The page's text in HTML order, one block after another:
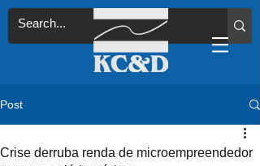
Post
Crise derruba renda de microempreendedor